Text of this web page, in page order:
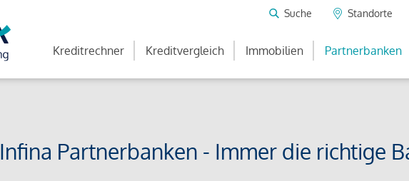
Suche Standorte
Kreditrechner Kreditvergleich Immobilien Partnerbanken
Infina Partnerbanken - Immer die richtige